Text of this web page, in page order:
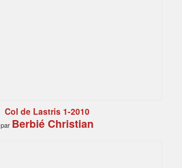
Col de Lastris 1-2010
par Berbié Christian